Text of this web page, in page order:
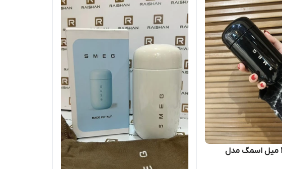
ماگ سفری 250 میل اسمگ مدل